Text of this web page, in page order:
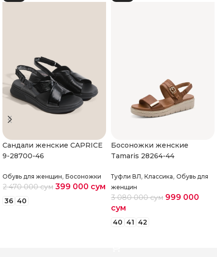
Cандали женские CAPRICE
9-28700-46
Обувь для женщин, Босоножки
2 470 000сум 399 000 сум
36 40
Босоножки женские
Tamaris 28264-44
Туфли ВЛ, Классика, Обувь для
женщин
3 080 000сум 999 000
сум
40 41 42